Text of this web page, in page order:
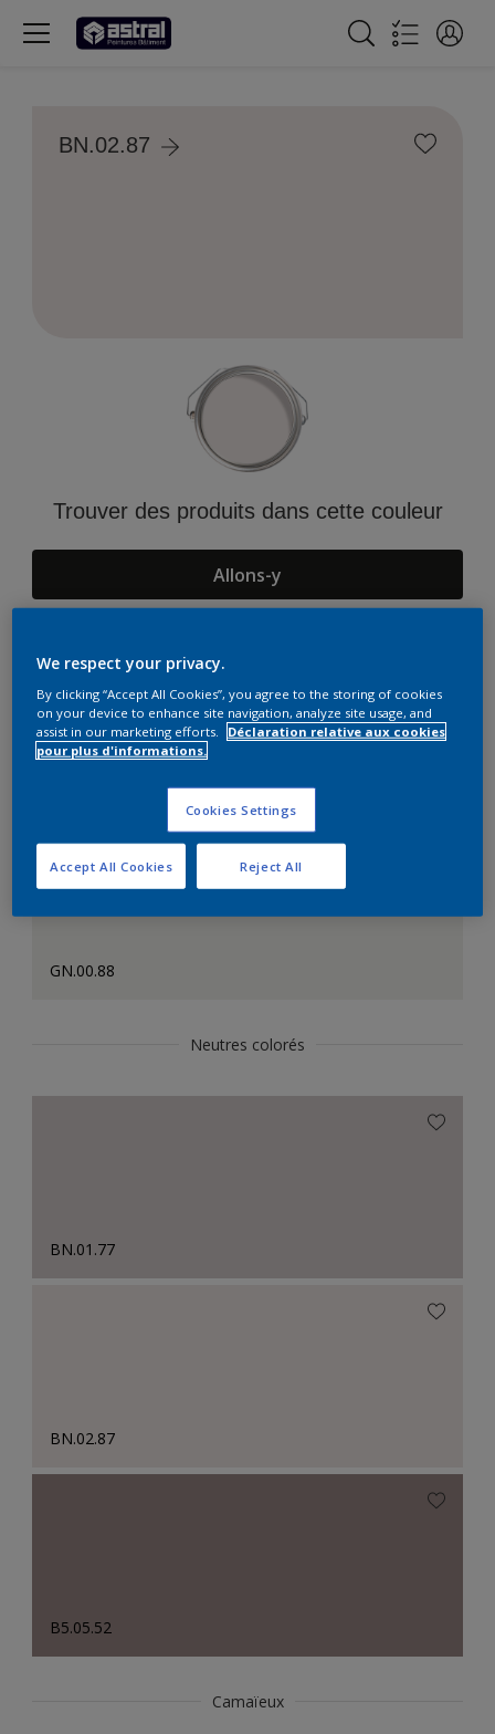
BN.02.87
Trouver des produits dans cette couleur
Allons-y
Suggestions d'Harmonies
GN.00.88
Neutres colorés
BN.01.77
BN.02.87
B5.05.52
Camaïeux
We respect your privacy.
By clicking “Accept All Cookies”, you agree to the storing of cookies
on your device to enhance site navigation, analyze site usage, and
assist in our marketing efforts.
Déclaration relative aux cookies
pour plus d'informations.
Cookies Settings
Reject All
Accept All Cookies